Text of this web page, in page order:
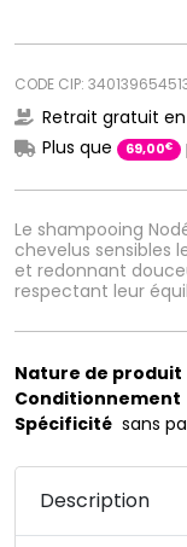
Le shampooing
chevelus sensibles
et redonnant
respectant leur
CODE CIP:
Retrait gratuit
Plus que
69,00€
Nature de produit
Conditionnement
Spécificité sans
Description